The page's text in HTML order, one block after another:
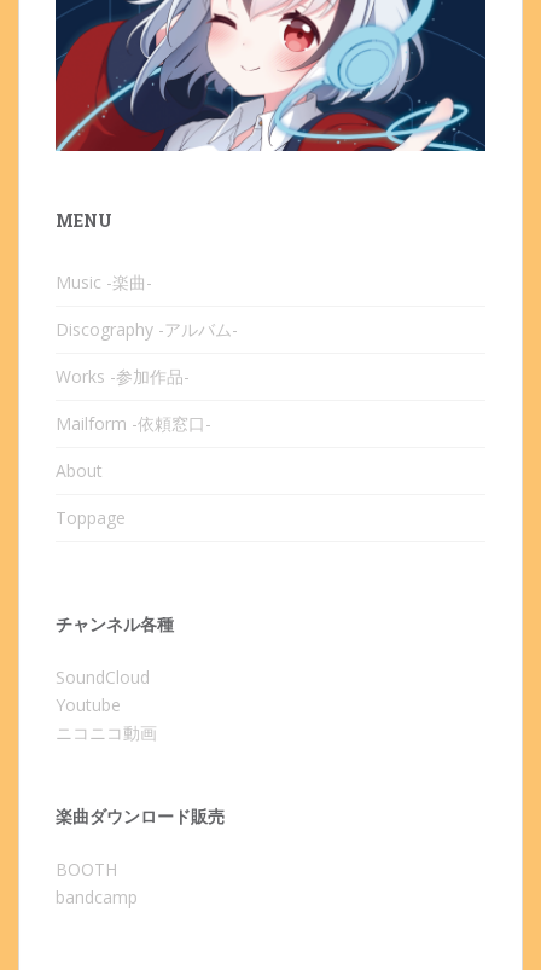
MENU
Music -楽曲-
Discography -アルバム-
Works -参加作品-
Mailform -依頼窓口-
About
Toppage
チャンネル各種
SoundCloud
Youtube
ニコニコ動画
楽曲ダウンロード販売
BOOTH
bandcamp